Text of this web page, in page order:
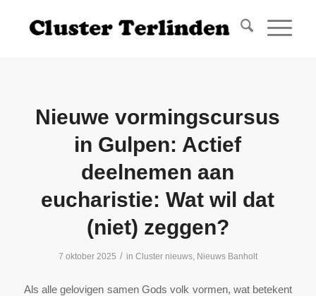
Nieuwe vormingscursus
in Gulpen: Actief
deelnemen aan
eucharistie: Wat wil dat
(niet) zeggen?
7 oktober 2025 / in Cluster nieuws, Nieuws Banholt
Als alle gelovigen samen Gods volk vormen, wat betekent